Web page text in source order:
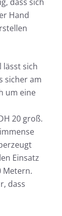
Hand
lässt sich
sicher am
um eine
20 groß.
Einsatz
Metern.
dass